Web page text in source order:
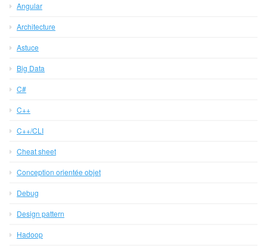
Angular
Architecture
Astuce
Big Data
C#
C++
C++/CLI
Cheat sheet
Conception orientée objet
Debug
Design pattern
Hadoop